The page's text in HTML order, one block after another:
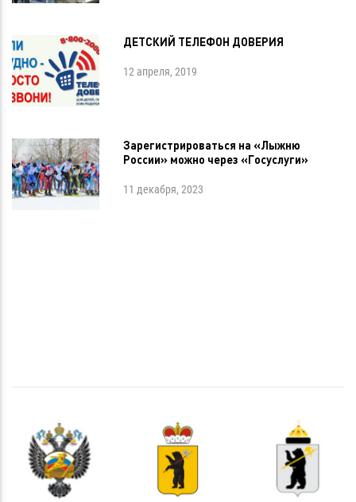
ДЕТСКИЙ ТЕЛЕФОН ДОВЕРИЯ
12 апреля, 2019
Зарегистрироваться на «Лыжню
России» можно через «Госуслуги»
11 декабря, 2023